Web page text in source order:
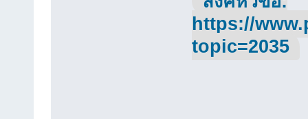
https://
topic=2035